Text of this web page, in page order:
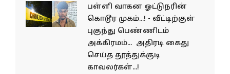
பள்ளி வாகன ஓட்டுநரின்
கொடூர முகம்...! - வீட்டிற்குள்
புகுந்து பெண்ணிடம்
அக்கிரமம்... அதிரடி கைது
செய்த தூத்துக்குடி
காவலர்கள்...!